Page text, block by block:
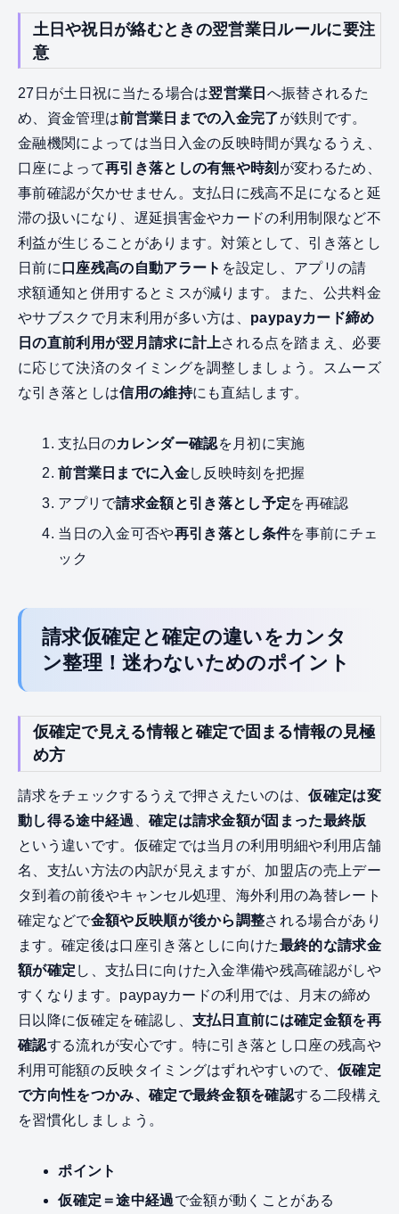
土日や祝日が絡むときの翌営業日ルールに要注
意
27日が土日祝に当たる場合は翌営業日 へ振替されるた
め、資金管理は前営業日までの入金完了が鉄則です。
金融機関によっては当日入金の反映時間が異なるうえ、
口座によって再引き落としの有無や時刻 が変わるため、
事前確認が欠かせません。支払日に残高不足になると延
滞の扱いになり、遅延損害金やカードの利用制限など不
利益が生じることがあります。対策として、引き落とし
日前に 口座残高の自動アラート を設定し、アプリの請
求額通知と併用するとミスが減ります。また、公共料金
やサブスクで月末利用が多い方は、 paypayカード締め
日の直前利用が翌月請求に計上される点を踏まえ、必要
に応じて決済のタイミングを調整しましょう。スムーズ
な引き落としは信用の維持にも直結します。
支払日のカレンダー確認を月初に実施
前営業日までに入金し反映時刻を把握
アプリで請求金額と引き落とし予定を再確認
当日の入金可否や再引き落とし条件を事前にチェ
ック
請求仮確定と確定の違いをカンタ
ン整理！迷わないためのポイント
仮確定で見える情報と確定で固まる情報の見極
め方
請求をチェックするうえで押さえたいのは、仮確定は変
動し得る途中経過
確定は請求金額が固まった最終版
という違いです。仮確定では当月の利用明細や利用店舗
名、支払い方法の内訳が見えますが、加盟店の売上デー
タ到着の前後やキャンセル処理、海外利用の為替レート
確定などで金額や反映順が後から調整される場合があり
ます。確定後は口座引き落としに向けた最終的な請求金
額が確定 し、支払日に向けた入金準備や残高確認がしや
すくなります。paypayカードの利用では、月末の締め
日以降に仮確定を確認し、 支払日直前には確定金額を再
確認する流れが安心です。特に引き落とし口座の残高や
利用可能額の反映タイミングはずれやすいので、仮確定
で方向性をつかみ、確定で最終金額を確認する二段構え
を習慣化しましょう。
ポイント
仮確定＝途中経過で金額が動くことがある